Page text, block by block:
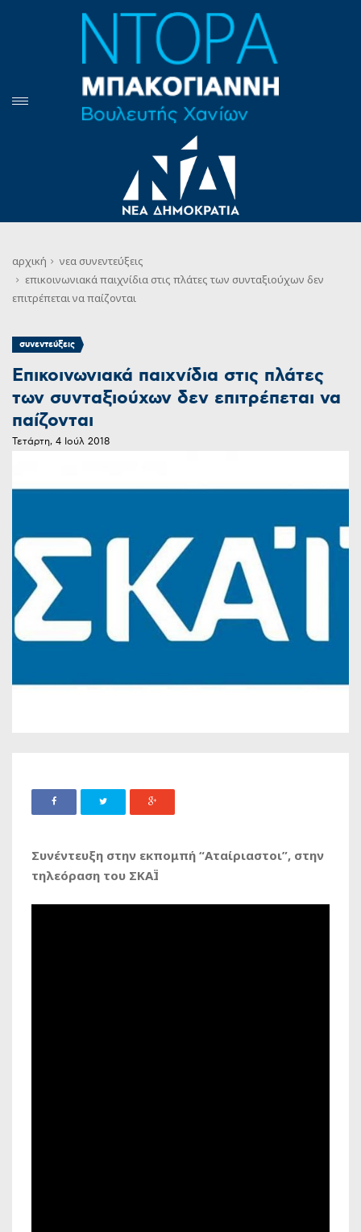
αρχική νεα συνεντεύξεις
επικοινωνιακά παιχνίδια στις πλάτες των συνταξιούχων δεν
επιτρέπεται να παίζονται
συνεντεύξεις
Επικοινωνιακά παιχνίδια στις πλάτες
των συνταξιούχων δεν επιτρέπεται να
παίζονται
Τετάρτη, 4 Ιούλ 2018
Συνέντευξη στην εκπομπή “Αταίριαστοι”, στην
τηλεόραση του ΣΚΑΪ